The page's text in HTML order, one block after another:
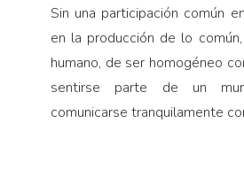
Sin una participación común
en la producción de lo
humano, de ser homogéneo
sentirse parte de un
comunicarse tranquilamente